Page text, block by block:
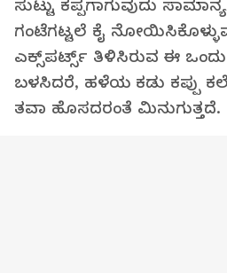
ಸುಟ್ಟು ಕಪ್ಪಗಾಗುವುದು
ಗಂಟೆಗಟ್ಟಲೆ ಕೈ
ಎಕ್ಸ್‌ಪರ್ಟ್ಸ್ ತಿಳಿಸಿರುವ ಈ
ಬಳಸಿದರೆ, ಹಳೆಯ ಕಡು ಕಪ್ಪು
ತವಾ ಹೊಸದರಂತೆ ಮಿನುಗುತ್ತದೆ.